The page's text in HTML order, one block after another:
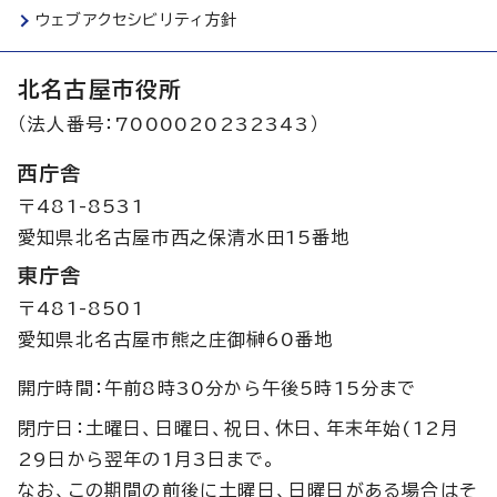
ウェブアクセシビリティ方針
北名古屋市役所
（法人番号：7000020232343）
西庁舎
〒481-8531
愛知県北名古屋市西之保清水田15番地
東庁舎
〒481-8501
愛知県北名古屋市熊之庄御榊60番地
開庁時間：午前8時30分から午後5時15分まで
閉庁日：土曜日、日曜日、祝日、休日、年末年始(12月
29日から翌年の1月3日まで。
なお、この期間の前後に土曜日、日曜日がある場合はそ